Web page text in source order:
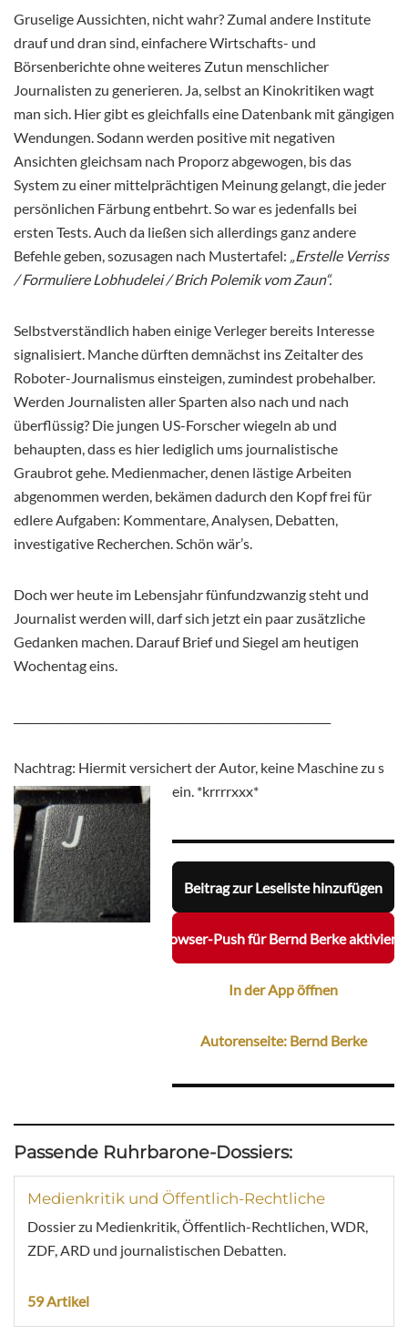
Gruselige Aussichten, nicht wahr? Zumal andere Institute
drauf und dran sind, einfachere Wirtschafts- und
Börsenberichte ohne weiteres Zutun menschlicher
Journalisten zu generieren. Ja, selbst an Kinokritiken wagt
man sich. Hier gibt es gleichfalls eine Datenbank mit gängigen
Wendungen. Sodann werden positive mit negativen
Ansichten gleichsam nach Proporz abgewogen, bis das
System zu einer mittelprächtigen Meinung gelangt, die jeder
persönlichen Färbung entbehrt. So war es jedenfalls bei
ersten Tests. Auch da ließen sich allerdings ganz andere
Befehle geben, sozusagen nach Mustertafel: „Erstelle Verriss
/ Formuliere Lobhudelei / Brich Polemik vom Zaun“.
Selbstverständlich haben einige Verleger bereits Interesse
signalisiert. Manche dürften demnächst ins Zeitalter des
Roboter-Journalismus einsteigen, zumindest probehalber.
Werden Journalisten aller Sparten also nach und nach
überflüssig? Die jungen US-Forscher wiegeln ab und
behaupten, dass es hier lediglich ums journalistische
Graubrot gehe. Medienmacher, denen lästige Arbeiten
abgenommen werden, bekämen dadurch den Kopf frei für
edlere Aufgaben: Kommentare, Analysen, Debatten,
investigative Recherchen. Schön wär’s.
Doch wer heute im Lebensjahr fünfundzwanzig steht und
Journalist werden will, darf sich jetzt ein paar zusätzliche
Gedanken machen. Darauf Brief und Siegel am heutigen
Wochentag eins.
Nachtrag: Hiermit versichert der Autor, keine Maschine zu s
ein. *krrrrxxx*
Beitrag zur Leseliste hinzufügen
Browser-Push für Bernd Berke
In der App öffnen
Autorenseite: Bernd Berke
Passende Ruhrbarone-Dossiers:
Medienkritik und Öffentlich-Rechtliche
Dossier zu Medienkritik, Öffentlich-Rechtlichen, WDR,
ZDF, ARD und journalistischen Debatten.
59 Artikel